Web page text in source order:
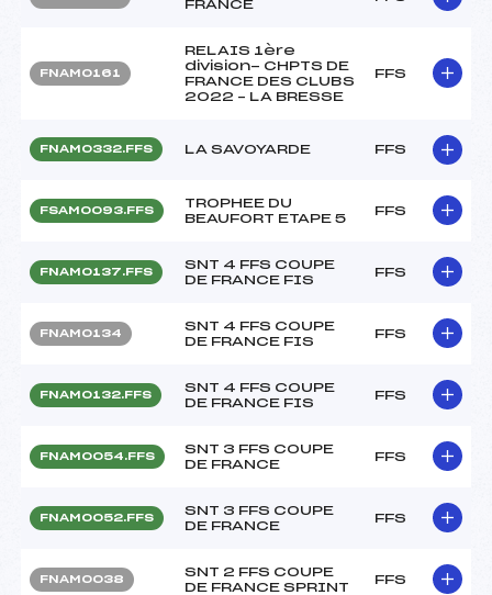
FRANCE
FNAM0161
RELAIS 1ère
division- CHPTS DE
FRANCE DES CLUBS
2022 – LA BRESSE
FFS
FNAM0332.FFS LA SAVOYARDE FFS
FSAM0093.FFS
TROPHEE DU
BEAUFORT ETAPE 5
FFS
FNAM0137.FFS
SNT 4 FFS COUPE
DE FRANCE FIS
FFS
FNAM0134
SNT 4 FFS COUPE
DE FRANCE FIS
FFS
FNAM0132.FFS
SNT 4 FFS COUPE
DE FRANCE FIS
FFS
FNAM0054.FFS
SNT 3 FFS COUPE
DE FRANCE
FFS
FNAM0052.FFS
SNT 3 FFS COUPE
DE FRANCE
FFS
FNAM0038
SNT 2 FFS COUPE
DE FRANCE SPRINT
FFS